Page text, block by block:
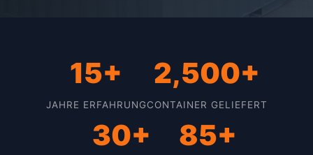
15+
JAHRE ERFAHRUNG
2,500+
CONTAINER GELIEFERT
30+ 85+